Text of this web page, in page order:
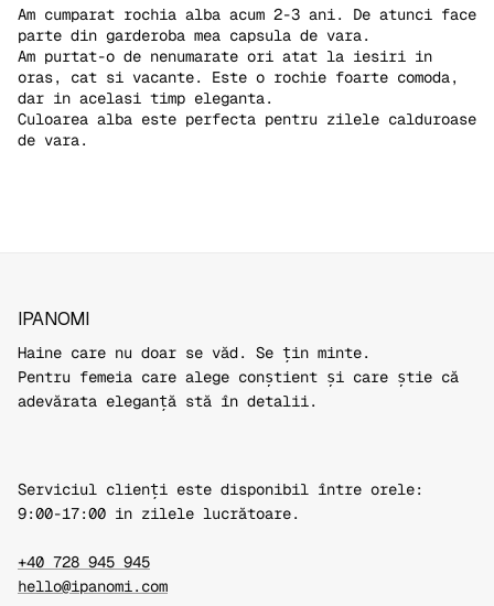
Am cumparat rochia alba acum 2-3 ani. De atunci face
parte din garderoba mea capsula de vara.
Am purtat-o de nenumarate ori atat la iesiri in
oras, cat si vacante. Este o rochie foarte comoda,
dar in acelasi timp eleganta.
Culoarea alba este perfecta pentru zilele calduroase
de vara.
IPANOMI
Haine care nu doar se văd. Se țin minte.
Pentru femeia care alege conștient și care știe că
adevărata eleganță stă în detalii.
Serviciul clienți este disponibil între orele:
9:00-17:00 in zilele lucrătoare.
+40 728 945 945
hello@ipanomi.com